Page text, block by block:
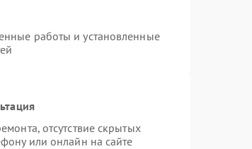
работы и установленные
отсутствие скрытых
или онлайн на сайте